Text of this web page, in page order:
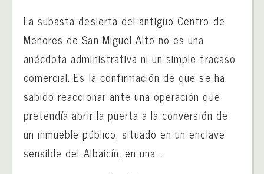
La subasta desierta del antiguo Centro de
Menores de San Miguel Alto no es una
anécdota administrativa ni un simple fracaso
comercial. Es la confirmación de que se ha
sabido reaccionar ante una operación que
pretendía abrir la puerta a la conversión de
un inmueble público, situado en un enclave
sensible del Albaicín, en una...